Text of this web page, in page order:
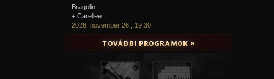
Bragolin
+ Carellee
2026. november 26., 19:30